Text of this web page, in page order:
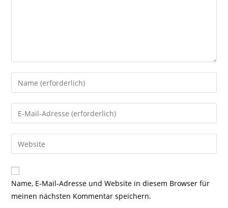
Gib
deinen
Namen
oder
zum
Kommentieren
ein
Gib
deine
E-
Mail-
zum
Kommentieren
ein
Gib
deine
Website-
URL
Name, E-Mail-Adresse und Website in diesem Browser für
meinen nächsten Kommentar speichern.